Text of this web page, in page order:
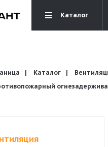
Каталог
Каталог